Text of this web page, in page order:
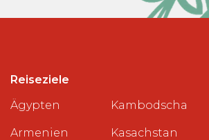
Reiseziele
Ägypten
Armenien
Kambodscha
Kasachstan